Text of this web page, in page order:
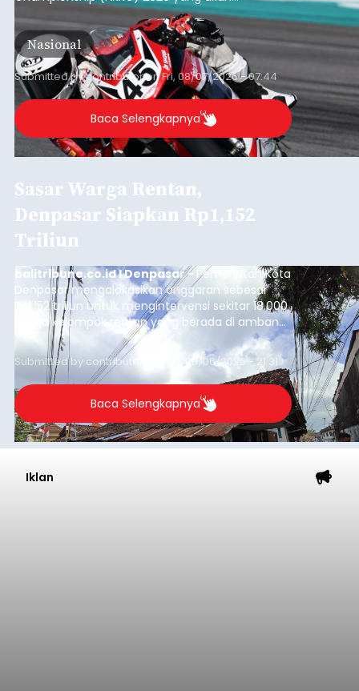
berlangsung di Pertamina Mandalika
International Circuit, Lombok, Nusa Tenggara
Barat, pada 7–9 Agustus 2026.
Nasional
Submitted bycontributoronFri, 08/07/2026 - 07:44
Baca Selengkapnya
Sasar Warga Rentan,
Denpasar Siapkan Rp1,152
Triliun
balitribune.co.id I Denpasar - Pemerintah Kota
Denpasar mengalokasikan anggaran sebesar
Rp1,152 triliun untuk mengintervensi sekitar 18.000
warga kelompok rentan yang berada di ambang
garis kemiskinan. Langkah strategis ini diambil
guna menjaga masyarakat yang berada pada
kelompok desil 5 dan 6 tersebut agar tidak
merosot ke kategori miskin.
Submitted by contributor Thu, 08/06/2026 - 21:31
Baca Selengkapnya
Iklan